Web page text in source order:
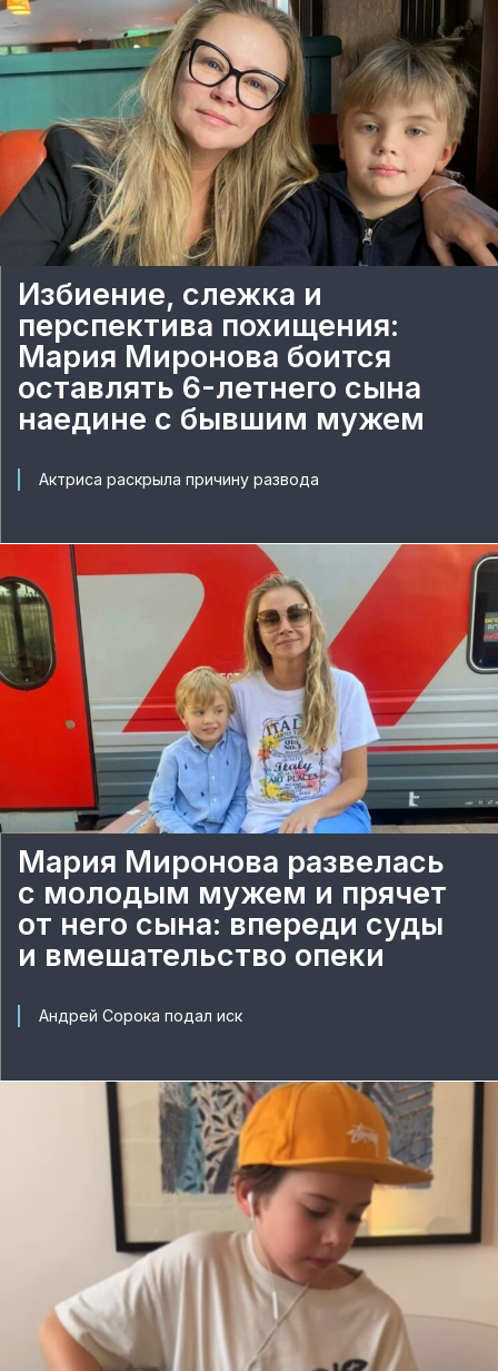
Избиение, слежка и
перспектива похищения:
Мария Миронова боится
оставлять 6-летнего сына
наедине с бывшим мужем
Актриса раскрыла причину развода
Мария Миронова развелась
с молодым мужем и прячет
от него сына: впереди суды
и вмешательство опеки
Андрей Сорока подал иск